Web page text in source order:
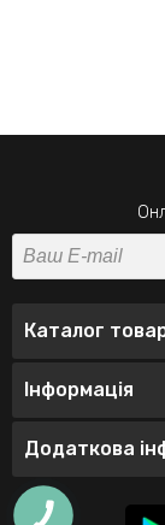
Каталог
Інформація
Додаткова